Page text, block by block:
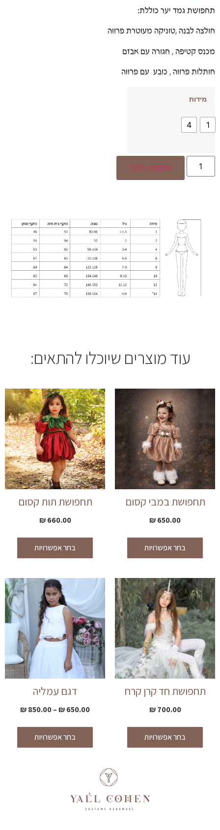
תחפושת גמד יער כוללת:
חולצה לבנה ,טוניקה מעוטרת פרווה
מכנס קטיפה , חגורה עם אבזם
חותלות פרווה , כובע עם פרווה
מידות
1
4
הוספה לסל
עוד מוצרים שיוכלו להתאים:
תחפושת במבי קסום
650.00
₪
בחר אפשרויות
תחפושת תות קסום
660.00
₪
בחר אפשרויות
תחפושת חד קרן קרח
700.00
₪
בחר אפשרויות
דגם עמליה
650.00
₪
–
850.00
₪
בחר אפשרויות